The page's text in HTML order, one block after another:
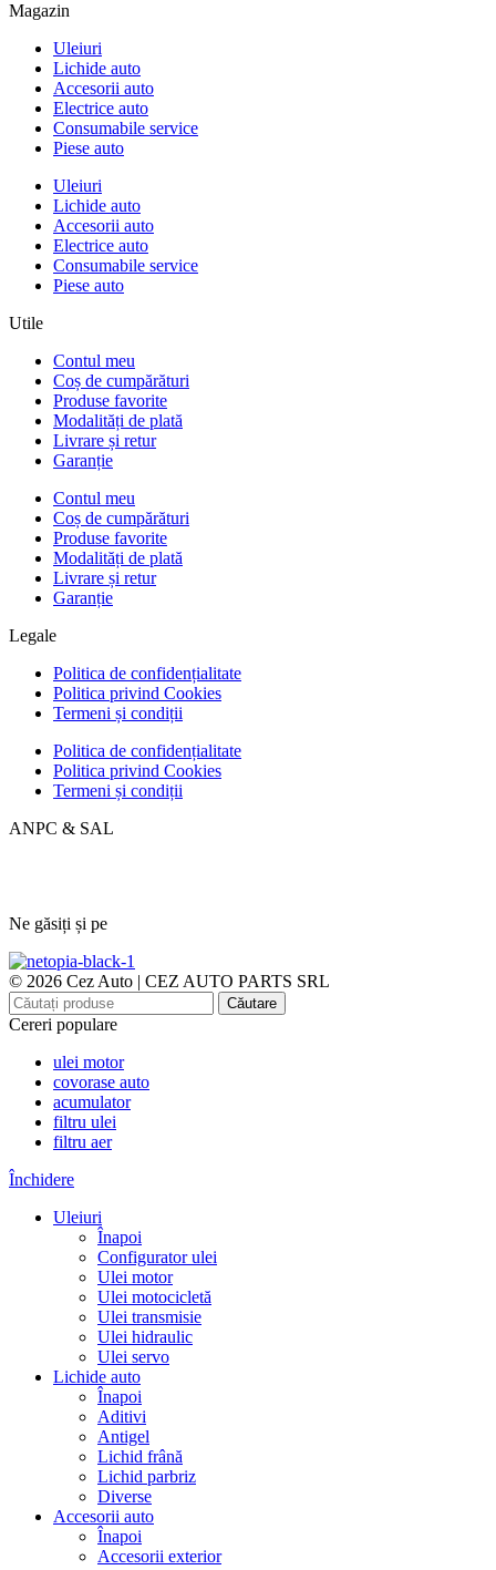
Magazin
Uleiuri
Lichide auto
Accesorii auto
Electrice auto
Consumabile service
Piese auto
Uleiuri
Lichide auto
Accesorii auto
Electrice auto
Consumabile service
Piese auto
Utile
Contul meu
Coș de cumpărături
Produse favorite
Modalități de plată
Livrare și retur
Garanție
Contul meu
Coș de cumpărături
Produse favorite
Modalități de plată
Livrare și retur
Garanție
Legale
Politica de confidențialitate
Politica privind Cookies
Termeni și condiții
Politica de confidențialitate
Politica privind Cookies
Termeni și condiții
ANPC & SAL
Ne găsiți și pe
© 2026 Cez Auto | CEZ AUTO PARTS SRL
Căutare
Cereri populare
ulei motor
covorase auto
acumulator
filtru ulei
filtru aer
Închidere
Uleiuri
Înapoi
Configurator ulei
Ulei motor
Ulei motocicletă
Ulei transmisie
Ulei hidraulic
Ulei servo
Lichide auto
Înapoi
Aditivi
Antigel
Lichid frână
Lichid parbriz
Diverse
Accesorii auto
Înapoi
Accesorii exterior